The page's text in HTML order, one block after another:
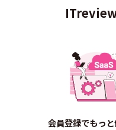
ITreview
会員登録でもっ